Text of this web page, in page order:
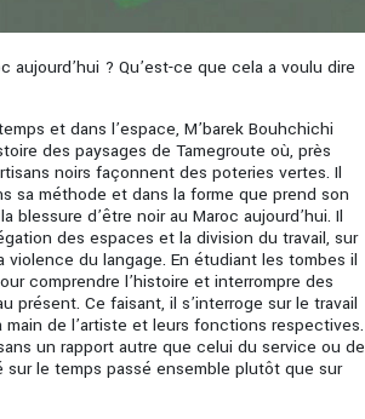
aujourd’hui ? Qu’est-ce que cela a voulu dire
et dans l’espace, M’barek Bouhchichi
des paysages de Tamegroute où, près
noirs façonnent des poteries vertes. Il
sa méthode et dans la forme que prend son
blessure d’être noir au Maroc aujourd’hui. Il
des espaces et la division du travail, sur
du langage. En étudiant les tombes il
comprendre l’histoire et interrompre des
présent. Ce faisant, il s’interroge sur le travail
main de l’artiste et leurs fonctions respectives.
un rapport autre que celui du service ou de
sur le temps passé ensemble plutôt que sur